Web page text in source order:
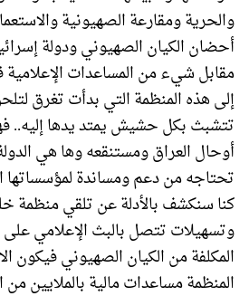
والحرية ومقارعة الصهيونية
أحضان الكيان الصهيوني ودولة
مقابل شيء من المساعدات الإعلامية
إلى هذه المنظمة التي بدأت تغرق
تتشبث بكل حشيش يمتد يدها إليه..
أوحال العراق ومستنقعه وها هي
تحتاجه من دعم ومساندة لمؤسساتها
كنا سنكشف بالأدلة عن تلقي منظمة
وتسهيلات تتصل بالبث الإعلامي على
المكلفة من الكيان الصهيوني فيكون
المنظمة مساعدات مالية بالملايين من